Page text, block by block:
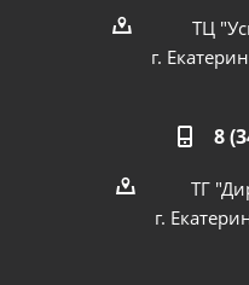
ТЦ
г.
8
ТГ
г.